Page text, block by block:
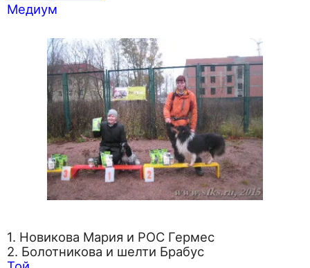
Медиум
1. Новикова Мария и РОС Гермес
2. Болотникова и шелти Брабус